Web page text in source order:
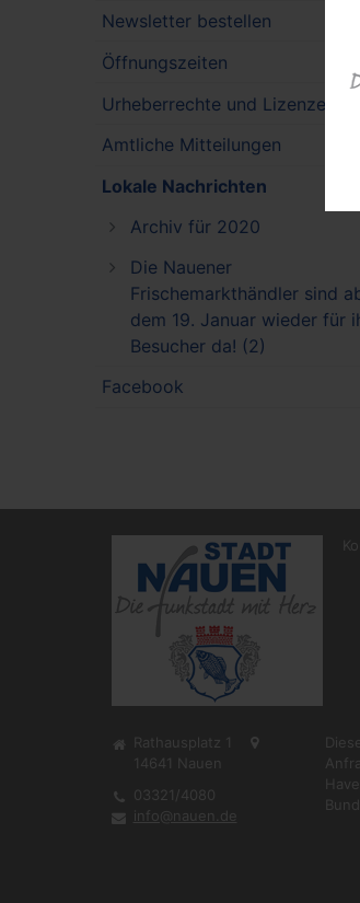
Newsletter bestellen
Öffnungszeiten
Urheberrechte und Lizenzen
Amtliche Mitteilungen
Lokale Nachrichten
Archiv für 2020
Die Nauener
Frischemarkthändler sind
dem 19. Januar wieder für
Besucher da! (2)
Facebook
Rathausplatz 1
14641
Nauen
03321/4080
info@nauen.de